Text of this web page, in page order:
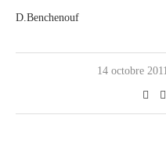
D.Benchenouf
14 octobre